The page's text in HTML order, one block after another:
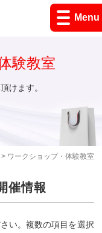
Menu
> ワークショップ・体験教室
験教室
けます。
催情報
い。複数の項目を選択